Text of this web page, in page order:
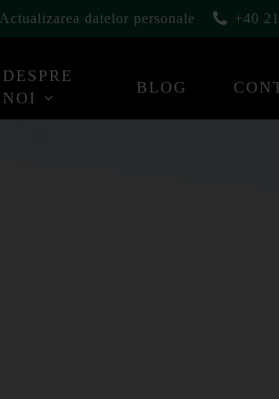
Actualizarea datelor personale +40
DESPRE
NOI
BLOG